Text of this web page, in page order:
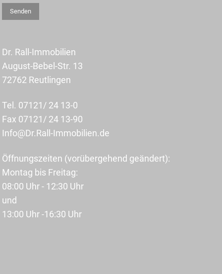
Dr. Rall-Immobilien
August-Bebel-Str. 13
72762 Reutlingen
Tel. 07121/ 24 13-0
Fax 07121/ 24 13-90
Info@Dr.Rall-Immobilien.de
Öffnungszeiten (vorübergehend geändert):
Montag bis Freitag:
08:00 Uhr - 12:30 Uhr
und
13:00 Uhr -16:30 Uhr